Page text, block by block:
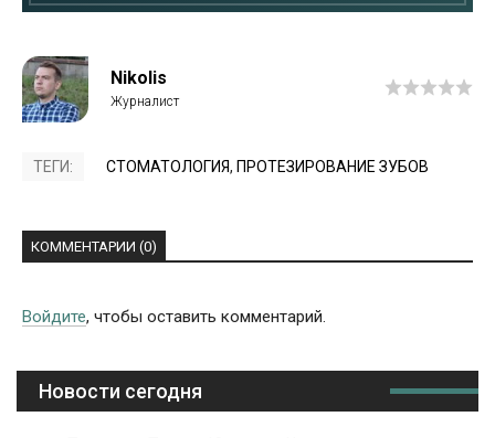
Nikolis
ТЕГИ: СТОМАТОЛОГИЯ, ПРОТЕЗИРОВАНИЕ ЗУБОВ
КОММЕНТАРИИ (0)
Войдите, чтобы оставить комментарий.
Новости сегодня